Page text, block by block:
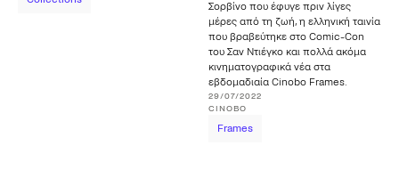
Σορβίνο που έφυγε πριν λίγες
μέρες από τη ζωή, η ελληνική ταινία
που βραβεύτηκε στο Comic-Con
του Σαν Ντιέγκο και πολλά ακόμα
κινηματογραφικά νέα στα
εβδομαδιαία Cinobo Frames.
29/07/2022
CINOBO
Frames